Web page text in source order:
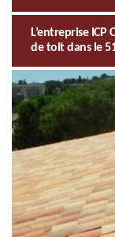
L’entreprise
de toit dans le